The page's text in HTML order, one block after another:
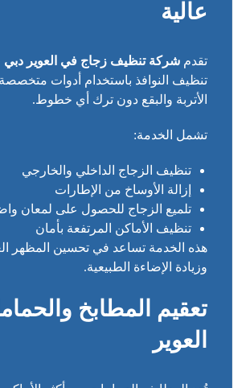
عالية
تقدمشركة تنظيف زجاج في العوير دبي
تنظيف النوافذ باستخدام أدوات
الأتربة والبقع دون ترك أي خطوط.
تشمل الخدمة:
تنظيف الزجاج الداخلي والخارجي
إزالة الأوساخ من الإطارات
تلميع الزجاج للحصول على لمعان
تنظيف الأماكن المرتفعة بأمان
هذه الخدمة تساعد في تحسين المظهر
وزيادة الإضاءة الطبيعية.
تعقيم المطابخ
العوير